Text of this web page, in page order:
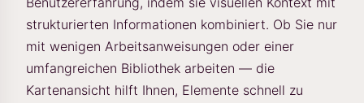
strukturierten Informationen kombiniert. Ob Sie nur
mit wenigen Arbeitsanweisungen oder einer
umfangreichen Bibliothek arbeiten — die
Kartenansicht hilft Ihnen, Elemente schnell zu